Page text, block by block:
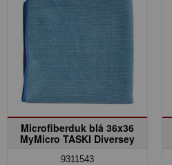
Microfiberduk blå 36x36
MyMicro TASKI Diversey
9311543